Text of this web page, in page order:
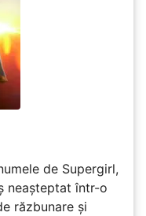
de Supergirl,
neașteptat într-o
răzbunare și